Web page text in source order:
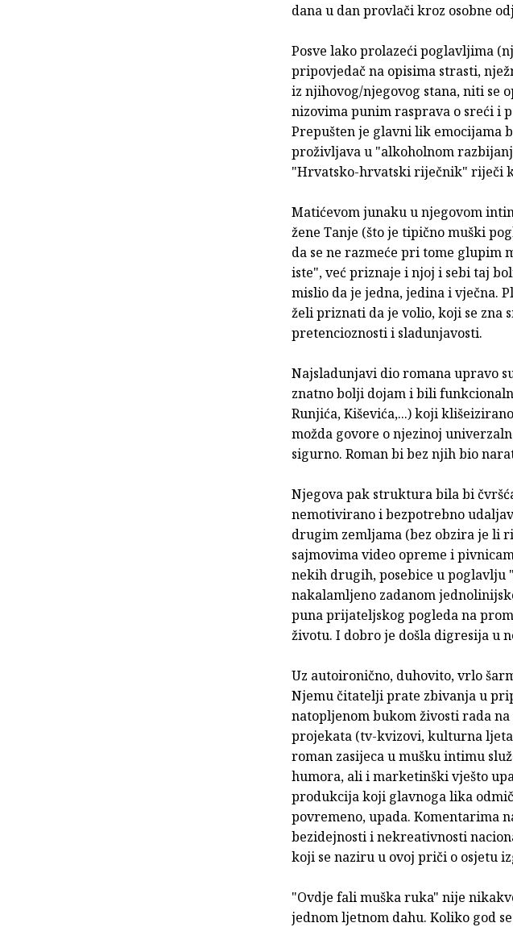
dana u dan provlači kroz osobne
Posve lako prolazeći poglavljima
pripovjedač na opisima strasti,
iz njihovog/njegovog stana, niti
nizovima punim rasprava o sreći i
Prepušten je glavni lik emocijama
proživljava u "alkoholnom
"Hrvatsko-hrvatski riječnik" riječi
Matićevom junaku u njegovom
žene Tanje (što je tipično muški
da se ne razmeće pri tome glupim
iste", već priznaje i njoj i sebi taj
mislio da je jedna, jedina i vječna.
želi priznati da je volio, koji se zna
pretencioznosti i sladunjavosti.
Najsladunjavi dio romana upravo
znatno bolji dojam i bili
Runjića, Kiševića,...) koji
možda govore o njezinoj
sigurno. Roman bi bez njih bio
Njegova pak struktura bila bi
nemotivirano i bezpotrebno
drugim zemljama (bez obzira je li
sajmovima video opreme i
nekih drugih, posebice u poglavlju
nakalamljeno zadanom
puna prijateljskog pogleda na
životu. I dobro je došla digresija u
Uz autoironično, duhovito, vrlo
Njemu čitatelji prate zbivanja u
natopljenom bukom živosti rada
projekata (tv-kvizovi, kulturna ljeta
roman zasijeca u mušku intimu
humora, ali i marketinški vješto
produkcija koji glavnoga lika
povremeno, upada. Komentarima
bezidejnosti i nekreativnosti
koji se naziru u ovoj priči o osjetu
"Ovdje fali muška ruka" nije
jednom ljetnom dahu. Koliko god